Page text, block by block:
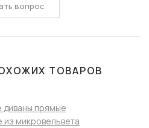
вопрос
ТОВАРОВ
диваны прямые
микровельвета